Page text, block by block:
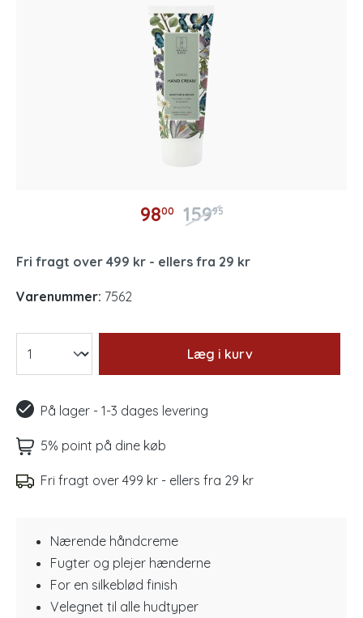
9800 15995
Fri fragt over 499 kr - ellers fra 29 kr
Varenummer: 7562
Læg i kurv
På lager - 1-3 dages levering
5% point på dine køb
Fri fragt over 499 kr - ellers fra 29 kr
Nærende håndcreme
Fugter og plejer hænderne
For en silkeblød finish
Velegnet til alle hudtyper